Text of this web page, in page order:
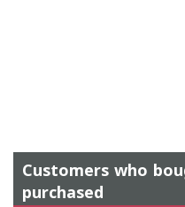
Customers who
purchased